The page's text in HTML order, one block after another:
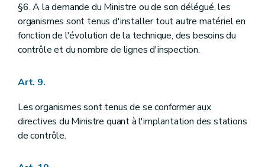
§6. A la demande du Ministre ou de son délégué, les
organismes sont tenus d'installer tout autre matériel en
fonction de l'évolution de la technique, des besoins du
contrôle et du nombre de lignes d'inspection.
Art. 9.
Les organismes sont tenus de se conformer aux
directives du Ministre quant à l'implantation des stations
de contrôle.